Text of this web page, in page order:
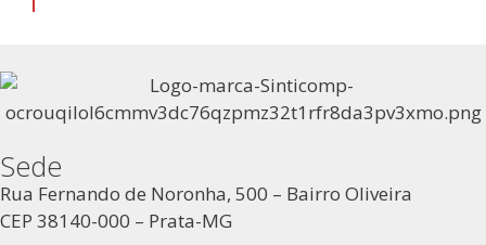
Sede
Rua Fernando de Noronha, 500 – Bairro Oliveira
CEP 38140-000 – Prata-MG